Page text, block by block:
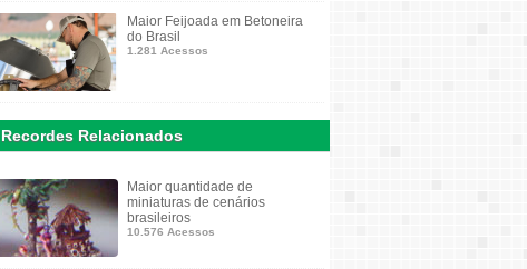
Maior Feijoada em Betoneira
do Brasil
1.281 Acessos
Recordes Relacionados
Maior quantidade de
miniaturas de cenários
brasileiros
10.576 Acessos